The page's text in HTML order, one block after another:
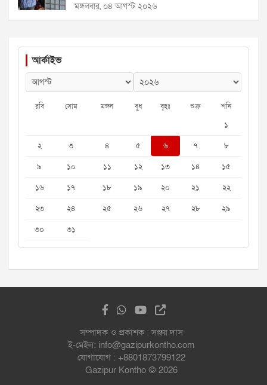
মঙ্গলবার, ০৪ আগস্ট ২০২৬
আর্কাইভ
রবি সোম মঙ্গল বুধ বৃহঃ শুক্র শনি
১
২
৩ ৪ ৫ ৬ ৭
৮
৯
১০ ১১ ১২ ১৩ ১৪
১৫
১৬
১৭ ১৮ ১৯ ২০ ২১
২২
২৩
২৪ ২৫ ২৬ ২৭ ২৮
২৯
৩০
৩১
সম্পাদক ও প্রকাশক : সঞ্জয় দাস
ই-মেইল: info@gazipurkontho.com
যোগাযোগ : +8801873799122
Gazipur Kontho © 2026